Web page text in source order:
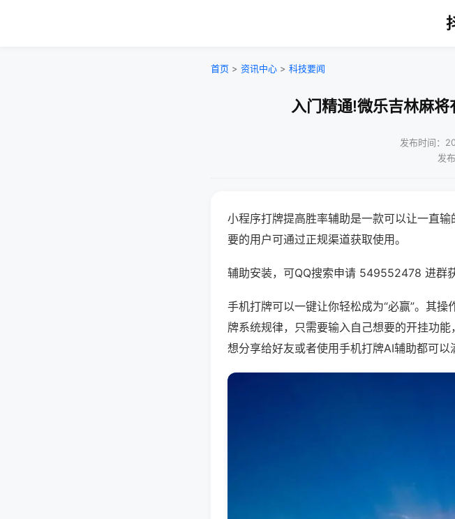
首页 > 资讯中心 > 科技要闻
入门精通!微乐吉林麻
发布时间：
发
小程序打牌提高胜率辅助是一款可以让一直
要的用户可通过正规渠道获取使用。
辅助安装，可QQ搜索申请 549552478 进群
手机打牌可以一键让你轻松成为“必赢”。其
牌系统规律，只需要输入自己想要的开挂功
想分享给好友或者使用手机打牌AI辅助都可以